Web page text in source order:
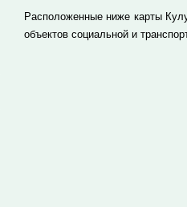
Расположенные ниже карты
объектов социальной и